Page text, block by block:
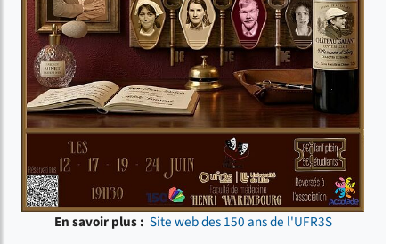
En savoir plus : Site web des 150 ans de l'UFR3S